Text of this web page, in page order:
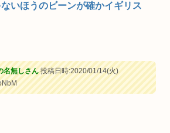
いほうのビーンが確かイギリス
名無しさん投稿日時:2020/01/14(火)